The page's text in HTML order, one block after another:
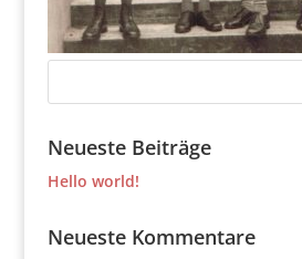
Neueste Beiträge
Hello world!
Neueste Kommentare